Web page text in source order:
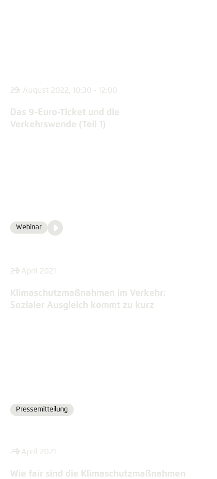
25. August 2022, 10:30 - 12:00
Das 9-Euro-Ticket und die
Verkehrswende (Teil 1)
Format
Webinar
Media
Video
21. April 2021
Klimaschutzmaßnahmen im Verkehr:
Sozialer Ausgleich kommt zu kurz
Format
Pressemitteilung
21. April 2021
Wie fair sind die Klimaschutz­maßnahmen